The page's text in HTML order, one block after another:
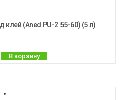
клей (Aned PU-2 55-60) (5 л)
В корзину